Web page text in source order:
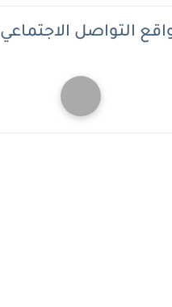
التواصل الاجتماعي